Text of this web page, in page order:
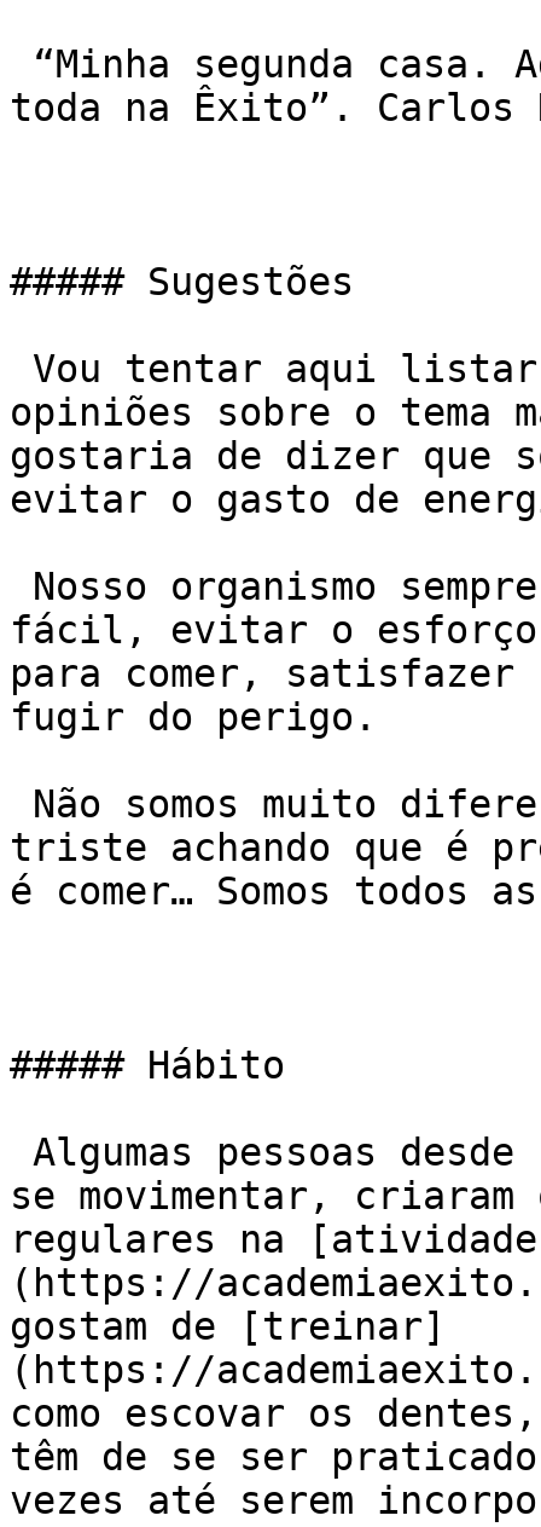
toda na Êxito”. Carlos
##### Sugestões
opiniões sobre o tema
gostaria de dizer que
evitar o gasto de
fácil, evitar o esforço.
para comer, satisfazer
fugir do perigo.
triste achando que é
é comer… Somos todos
##### Hábito
se movimentar,
regulares na
(https://
gostam de [treinar]
(https://
como escovar os
têm de se ser
vezes até serem